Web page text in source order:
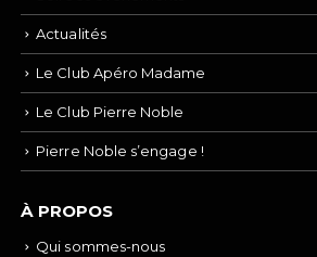
Actualités
Le Club Apéro Madame
Le Club Pierre Noble
Pierre Noble s’engage !
À PROPOS
Qui sommes-nous